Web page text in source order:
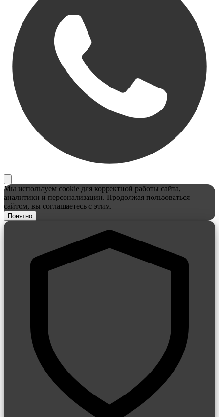
Мы используем cookie для корректной работы сайта,
аналитики и персонализации. Продолжая пользоваться
сайтом, вы соглашаетесь с этим.
Понятно